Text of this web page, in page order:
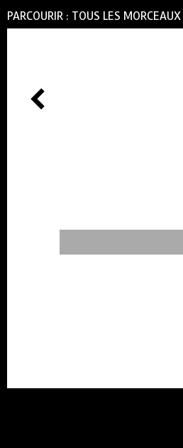
PARCOURIR : TOUS LES MORCEAUX